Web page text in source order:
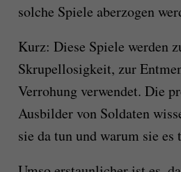
solche Spiele aberzogen
Kurz: Diese Spiele werden
Skrupellosigkeit, zur
Verrohung verwendet. Die
Ausbilder von Soldaten
sie da tun und warum sie es